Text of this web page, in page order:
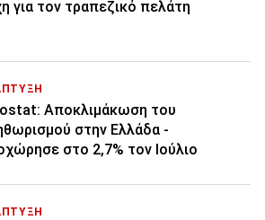
για τον τραπεζικό πελάτη
Aποκλιμάκωση του
στην Ελλάδα -
στο 2,7% τον Ιούλιο